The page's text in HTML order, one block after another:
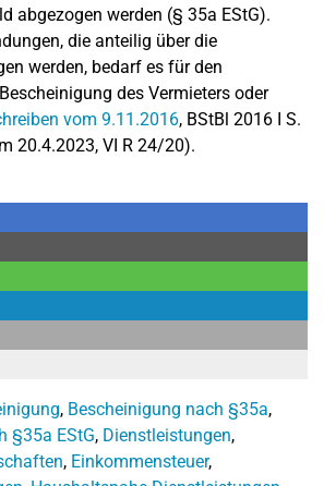
abgezogen werden (§ 35a EStG).
die anteilig über die
werden, bedarf es für den
des Vermieters oder
vom 9.11.2016, BStBl 2016 I S.
20.4.2023, VI R 24/20).
, Bescheinigung nach §35a,
§35a EStG, Dienstleistungen,
, Einkommensteuer,